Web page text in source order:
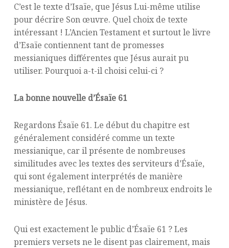
C’est le texte d’Isaïe, que Jésus Lui-même utilise
pour décrire Son œuvre. Quel choix de texte
intéressant ! L’Ancien Testament et surtout le livre
d’Esaïe contiennent tant de promesses
messianiques différentes que Jésus aurait pu
utiliser. Pourquoi a-t-il choisi celui-ci ?
La bonne nouvelle d’Ésaïe 61
Regardons Ésaïe 61. Le début du chapitre est
généralement considéré comme un texte
messianique, car il présente de nombreuses
similitudes avec les textes des serviteurs d’Ésaïe,
qui sont également interprétés de manière
messianique, reflétant en de nombreux endroits le
ministère de Jésus.
Qui est exactement le public d’Ésaïe 61 ? Les
premiers versets ne le disent pas clairement, mais